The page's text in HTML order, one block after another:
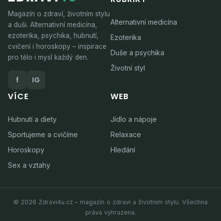
Magazín o zdraví, životním stylu
a duši. Alternativní medicína,
ezoterika, psychika, hubnutí,
cvičení i horoskopy – inspirace
pro tělo i mysl každý den.
f IG
Alternativní medicína
Ezoterika
Duše a psychika
Životní styl
VÍCE
Hubnutí a diety
Sportujeme a cvičíme
Horoskopy
Sex a vztahy
WEB
Jídlo a nápoje
Relaxace
Hledání
© 2026 Zdravi4u.cz – magazín o zdraví a životním stylu. Všechna
práva vyhrazena.